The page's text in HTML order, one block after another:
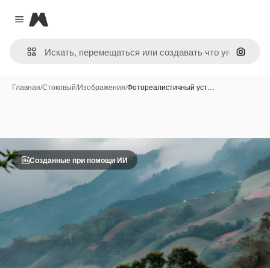
Close menu
Magnific
Поиск
Главная/Стоковый/Изображения/Фотореалистичный уст…
Созданные при помощи ИИ